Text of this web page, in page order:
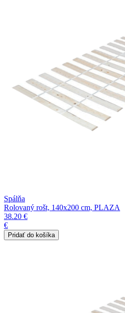
Spálňa
Rolovaný rošt, 140x200 cm, PLAZA
38.20 €
€